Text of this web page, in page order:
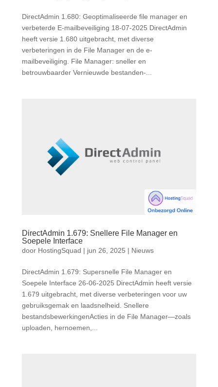
DirectAdmin 1.680: Geoptimaliseerde file manager en
verbeterde E-mailbeveiliging 18-07-2025 DirectAdmin
heeft versie 1.680 uitgebracht, met diverse
verbeteringen in de File Manager en de e-
mailbeveiliging. File Manager: sneller en
betrouwbaarder Vernieuwde bestanden-...
DirectAdmin 1.679: Snellere File Manager en
Soepele Interface
door HostingSquad | jun 26, 2025 | Nieuws
DirectAdmin 1.679: Supersnelle File Manager en
Soepele Interface 26-06-2025 DirectAdmin heeft versie
1.679 uitgebracht, met diverse verbeteringen voor uw
gebruiksgemak en laadsnelheid. Snellere
bestandsbewerkingenActies in de File Manager—zoals
uploaden, hernoemen,...